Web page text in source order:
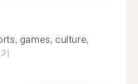
games, culture,